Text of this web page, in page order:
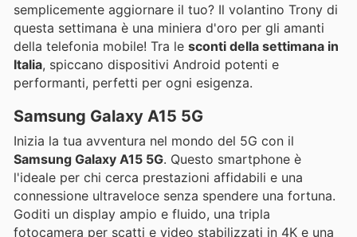
semplicemente aggiornare il tuo? Il volantino Trony di
questa settimana è una miniera d'oro per gli amanti
della telefonia mobile! Tra le sconti della settimana in
Italia, spiccano dispositivi Android potenti e
performanti, perfetti per ogni esigenza.
Samsung Galaxy A15 5G
Inizia la tua avventura nel mondo del 5G con il
Samsung Galaxy A15 5G. Questo smartphone è
l'ideale per chi cerca prestazioni affidabili e una
connessione ultraveloce senza spendere una fortuna.
Goditi un display ampio e fluido, una tripla
fotocamera per scatti e video stabilizzati in 4K e una